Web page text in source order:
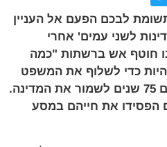
לבכם הפעם אל העניין
לשני עמים' אחרי
אש ברשתות "כמה
כדי לשלוף את המשפט
הזה. אנחנו נלחמים בשיניים 75 שנים לשמור את המדינה.
את חייהם במסע